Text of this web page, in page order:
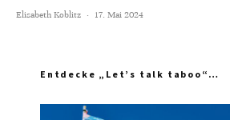
Elisabeth Koblitz · 17. Mai 2024
Entdecke „Let’s talk taboo“…